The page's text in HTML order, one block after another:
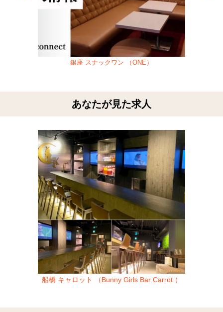
銀座 スナックワン （ONE）
あなたが見た求人
船橋 キャロット （Bunny Girls Bar Carrot ）